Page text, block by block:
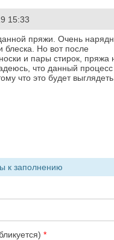
15:33
пряжи. Очень
Но вот после
и пары стирок, пряжа
что данный
что это будет
к заполнению